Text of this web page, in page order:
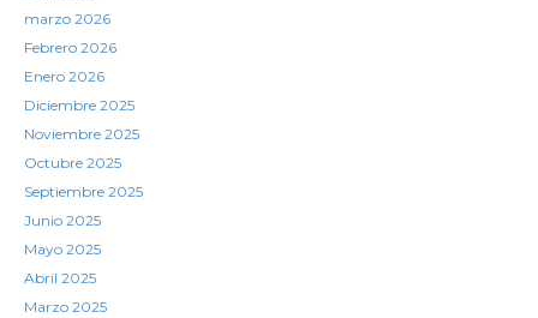
marzo 2026
Febrero 2026
Enero 2026
Diciembre 2025
Noviembre 2025
Octubre 2025
Septiembre 2025
Junio 2025
Mayo 2025
Abril 2025
Marzo 2025